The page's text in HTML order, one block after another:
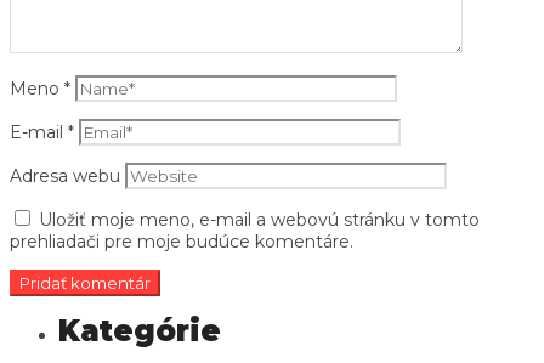
Meno *
E-mail *
Adresa webu
Uložiť moje meno, e-mail a webovú stránku v tomto
prehliadači pre moje budúce komentáre.